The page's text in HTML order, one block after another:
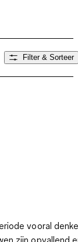
Filter & Sorteer
vooral
zijn opvallend